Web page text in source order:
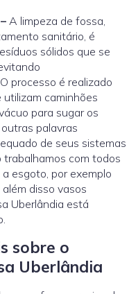
A limpeza de fossa,
sanitário, é
sólidos que se
processo é realizado
caminhões
para sugar os
palavras
de seus sistemas
com todos
esgoto, por exemplo
disso vasos
Uberlândia está
sobre o
Uberlândia